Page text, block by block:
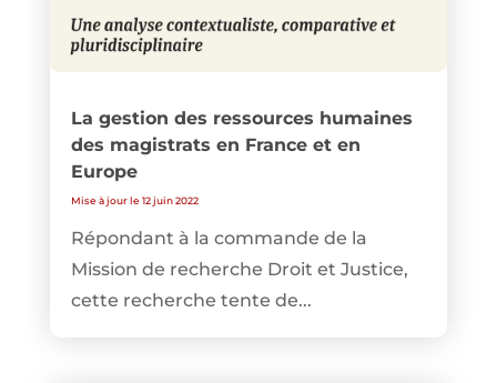
La gestion des ressources humaines
des magistrats en France et en
Europe
Mise à jour le 12 juin 2022
Répondant à la commande de la
Mission de recherche Droit et Justice,
cette recherche tente de...